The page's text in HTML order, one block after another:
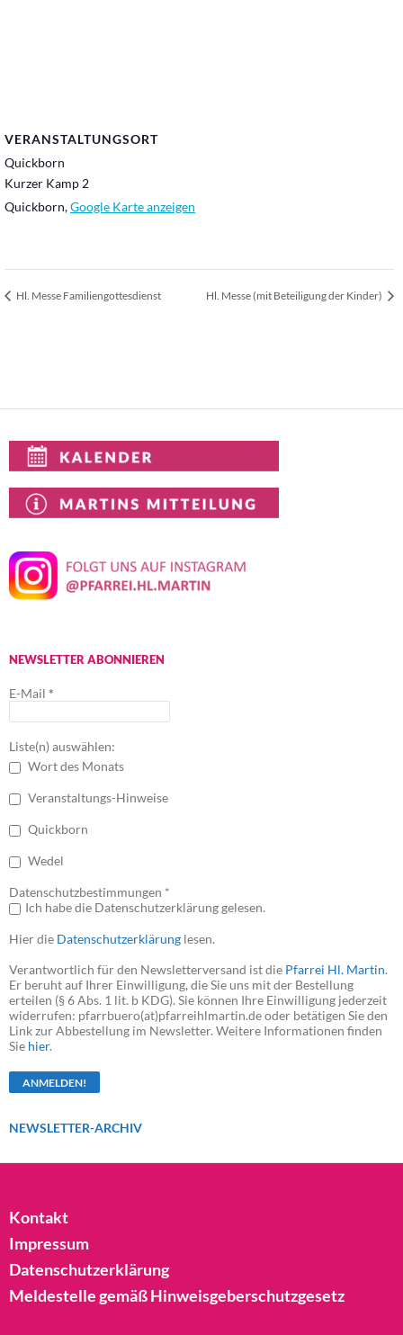
VERANSTALTUNGSORT
Quickborn
Kurzer Kamp 2
Quickborn,Google Karte anzeigen
Hl. Messe Familiengottesdienst Hl. Messe (mit Beteiligung der Kinder)
NEWSLETTER ABONNIEREN
E-Mail *
Liste(n) auswählen:
Wort des Monats
Veranstaltungs-Hinweise
Quickborn
Wedel
Datenschutzbestimmungen *
Ich habe die Datenschutzerklärung gelesen.
Hier die Datenschutzerklärung lesen.
Verantwortlich für den Newsletterversand ist die Pfarrei Hl. Martin.
Er beruht auf Ihrer Einwilligung, die Sie uns mit der Bestellung
erteilen (§ 6 Abs. 1 lit. b KDG). Sie können Ihre Einwilligung jederzeit
widerrufen: pfarrbuero(at)pfarreihlmartin.de oder betätigen Sie den
Link zur Abbestellung im Newsletter. Weitere Informationen finden
Sie hier.
NEWSLETTER-ARCHIV
Kontakt
Impressum
Datenschutzerklärung
Meldestelle gemäß Hinweisgeberschutzgesetz